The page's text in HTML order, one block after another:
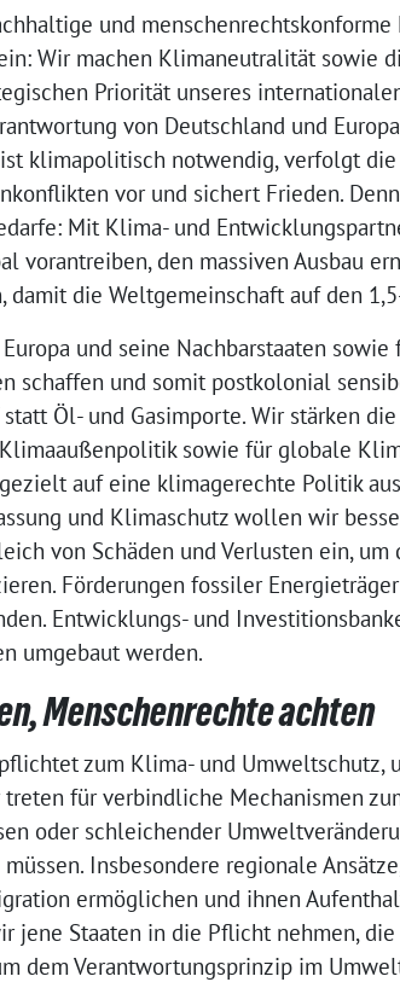
und
Wir machen Klimaneutralität sowie
Priorität unseres
von Deutschland und
klimapolitisch notwendig, verfolgt
vor und sichert Frieden.
Mit Klima- und
den massiven Ausbau
damit die Weltgemeinschaft auf den
und seine Nachbarstaaten sowie
schaffen und somit postkolonial
Öl- und Gasimporte. Wir stärken
sowie für globale
auf eine klimagerechte Politik
und Klimaschutz wollen wir
von Schäden und Verlusten ein, um
Förderungen fossiler
Entwicklungs- und
umgebaut werden.
Menschenrechte achten
zum Klima- und Umweltschutz,
für verbindliche Mechanismen
oder schleichender
Insbesondere regionale
ermöglichen und ihnen
jene Staaten in die Pflicht nehmen,
dem Verantwortungsprinzip im